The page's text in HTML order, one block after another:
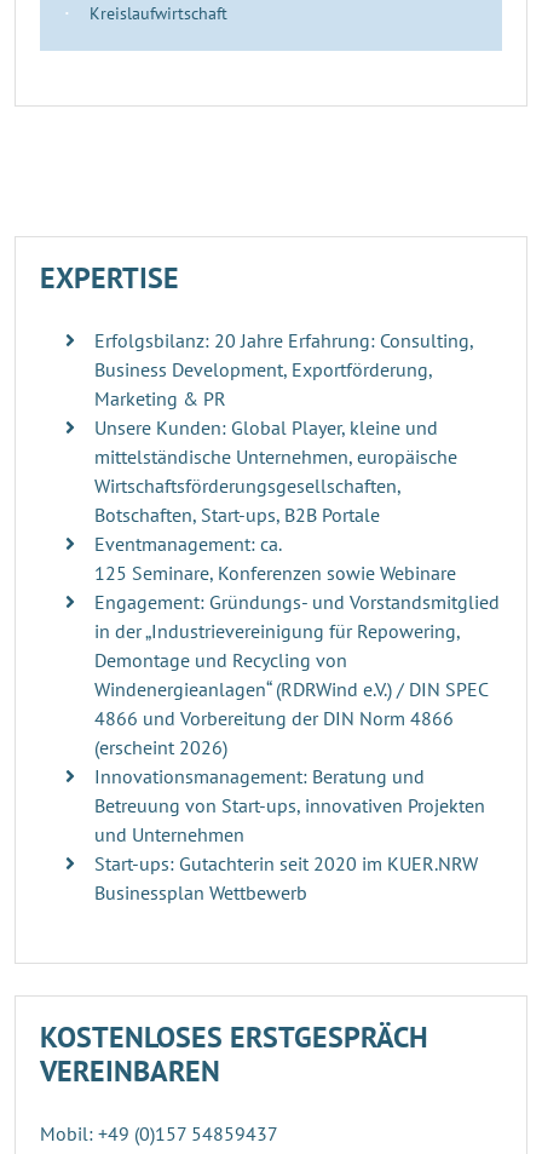
Kreislaufwirtschaft
EXPERTISE
Erfolgsbilanz: 20 Jahre Erfahrung: Consulting,
Business Development, Exportförderung,
Marketing & PR
Unsere Kunden: Global Player, kleine und
mittelständische Unternehmen, europäische
Wirtschaftsförderungsgesellschaften,
Botschaften, Start-ups, B2B Portale
Eventmanagement: ca.
125 Seminare, Konferenzen sowie Webinare
Engagement: Gründungs- und Vorstandsmitglied
in der „Industrievereinigung für Repowering,
Demontage und Recycling von
Windenergieanlagen“ (RDRWind e.V.) / DIN SPEC
4866 und Vorbereitung der DIN Norm 4866
(erscheint 2026)
Innovationsmanagement: Beratung und
Betreuung von Start-ups, innovativen Projekten
und Unternehmen
Start-ups: Gutachterin seit 2020 im KUER.NRW
Businessplan Wettbewerb
KOSTENLOSES ERSTGESPRÄCH
VEREINBAREN
Mobil: +49 (0)157 54859437